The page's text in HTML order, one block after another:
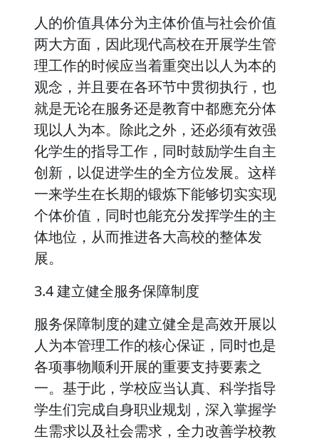
人的价值具体分为主体价值与社会价值
两大方面，因此现代高校在开展学生管
理工作的时候应当着重突出以人为本的
观念，并且要在各环节中贯彻执行，也
就是无论在服务还是教育中都應充分体
现以人为本。除此之外，还必须有效强
化学生的指导工作，同时鼓励学生自主
创新，以促进学生的全方位发展。这样
一来学生在长期的锻炼下能够切实实现
个体价值，同时也能充分发挥学生的主
体地位，从而推进各大高校的整体发
展。
3.4 建立健全服务保障制度
服务保障制度的建立健全是高效开展以
人为本管理工作的核心保证，同时也是
各项事物顺利开展的重要支持要素之
一。基于此，学校应当认真、科学指导
学生们完成自身职业规划，深入掌握学
生需求以及社会需求，全力改善学校教